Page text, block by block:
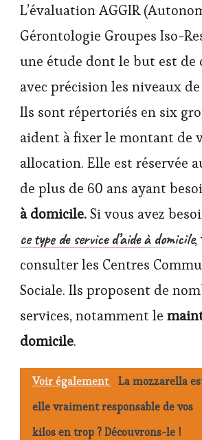
L’évaluation AGGIR
Gérontologie Groupes Iso-
une étude dont le but est de
avec précision les niveaux
Ils sont répertoriés en six
aident à fixer le montant de
allocation. Elle est réservée
de plus de 60 ans ayant
à domicile.Si vous avez
ce type de service d’aide à domicile,
consulter les Centres
Sociale. Ils proposent de
services, notamment le
domicile.
Voir également
La mozzarella
elle vraiment responsable de vos
kilos en trop ? Découvrons-le !